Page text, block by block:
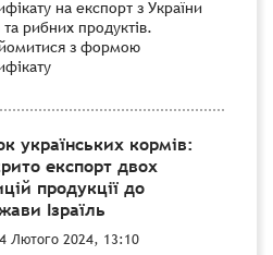
на експорт з України
рибних продуктів.
з формою
українських кормів:
експорт двох
продукції до
Ізраїль
Лютого 2024, 13:10